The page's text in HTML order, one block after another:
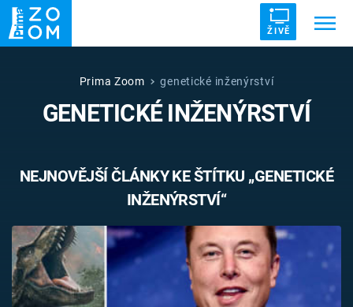
ŽIVĚ
ZRÁDCI DRUHÁ SVĚTOVÁ VÁLKA
ZÁHADY VETŘELCI DÁVNOVĚKU
Témata
Pořady
Prima Zoom genetické inženýrství
GENETICKÉ INŽENÝRSTVÍ
NEJNOVĚJŠÍ ČLÁNKY KE ŠTÍTKU „GENETICKÉ
INŽENÝRSTVÍ“